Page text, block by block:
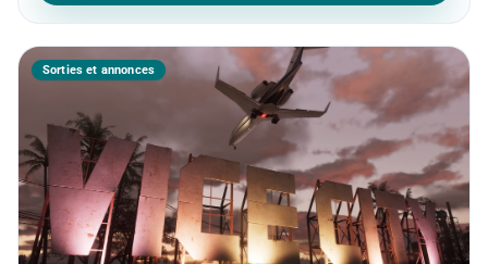
Sorties et annonces